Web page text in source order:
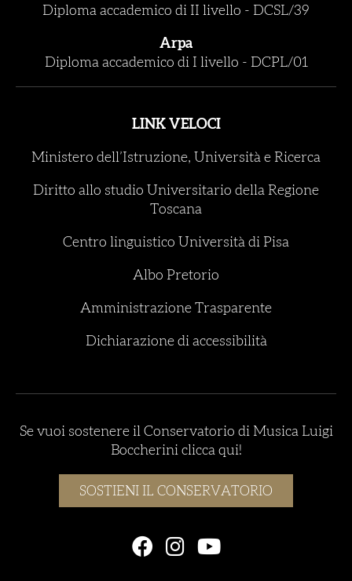
Diploma accademico di II livello - DCSL/39
Arpa
Diploma accademico di I livello - DCPL/01
LINK VELOCI
Ministero dell’Istruzione, Università e Ricerca
Diritto allo studio Universitario della Regione
Toscana
Centro linguistico Università di Pisa
Albo Pretorio
Amministrazione Trasparente
Dichiarazione di accessibilità
Se vuoi sostenere il Conservatorio di Musica Luigi
Boccherini clicca qui!
SOSTIENI IL CONSERVATORIO